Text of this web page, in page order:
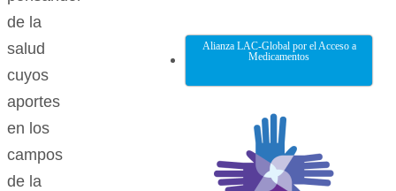
de la
salud
cuyos
aportes
en los
campos
de la
Alianza LAC-Global por el Acceso a
Medicamentos